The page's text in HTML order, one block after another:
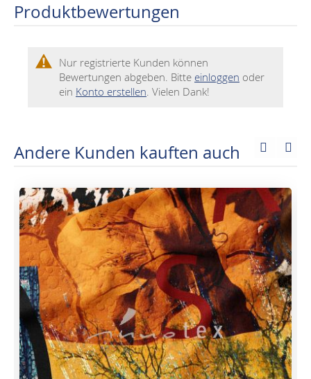
Produktbewertungen
Nur registrierte Kunden können
Bewertungen abgeben. Bitte einloggen oder
ein Konto erstellen. Vielen Dank!
Andere Kunden kauften auch